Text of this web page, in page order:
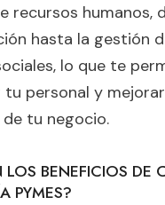
recursos humanos,
hasta la gestión
lo que te
personal y
tu negocio.
BENEFICIOS DE
PYMES?